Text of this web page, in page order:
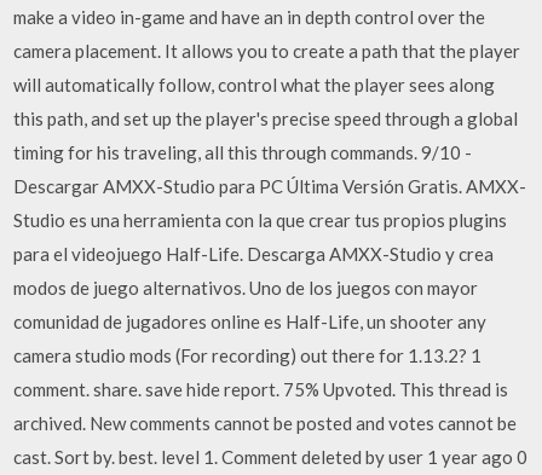
make a video in-game and have an in depth control over the
camera placement. It allows you to create a path that the player
will automatically follow, control what the player sees along
this path, and set up the player's precise speed through a global
timing for his traveling, all this through commands. 9/10 -
Descargar AMXX-Studio para PC Última Versión Gratis. AMXX-
Studio es una herramienta con la que crear tus propios plugins
para el videojuego Half-Life. Descarga AMXX-Studio y crea
modos de juego alternativos. Uno de los juegos con mayor
comunidad de jugadores online es Half-Life, un shooter any
camera studio mods (For recording) out there for 1.13.2? 1
comment. share. save hide report. 75% Upvoted. This thread is
archived. New comments cannot be posted and votes cannot be
cast. Sort by. best. level 1. Comment deleted by user 1 year ago 0